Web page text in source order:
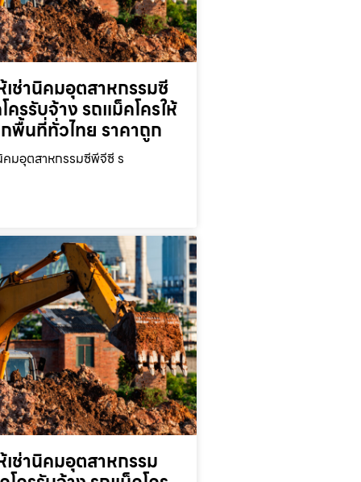
เช่านิคมอุตสาหกรรมซี
รรับจ้าง รถแม็คโครให้
พื้นที่ทั่วไทย ราคาถูก
คมอุตสาหกรรมซีพีจีซี ร
เช่านิคมอุตสาหกรรม